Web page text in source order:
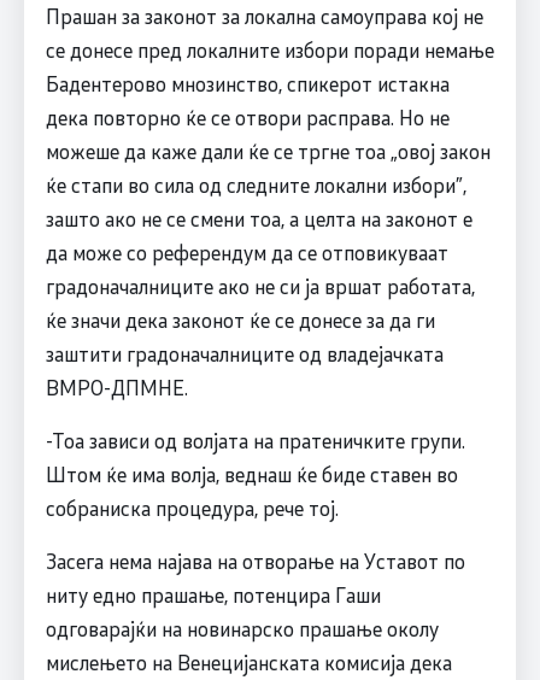
Прашан за законот за локална самоуправа кој не
се донесе пред локалните избори поради немање
Бадентерово мнозинство, спикерот истакна
дека повторно ќе се отвори расправа. Но не
можеше да каже дали ќе се тргне тоа „овој закон
ќе стапи во сила од следните локални избори”,
зашто ако не се смени тоа, а целта на законот е
да може со референдум да се отповикуваат
градоначалниците ако не си ја вршат работата,
ќе значи дека законот ќе се донесе за да ги
заштити градоначалниците од владејачката
ВМРО-ДПМНЕ.
-Тоа зависи од волјата на пратеничките групи.
Штом ќе има волја, веднаш ќе биде ставен во
собраниска процедура, рече тој.
Засега нема најава на отворање на Уставот по
ниту едно прашање, потенцира Гаши
одговарајќи на новинарско прашање околу
мислењето на Венецијанската комисија дека